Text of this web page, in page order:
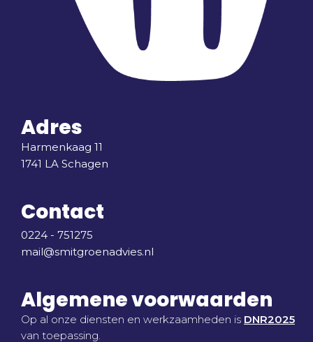
Adres
Harmenkaag 11
1741 LA Schagen
Contact
0224 - 751275
mail@smitgroenadvies.nl
Algemene voorwaarden
Op al onze diensten en werkzaamheden is DNR2025
van toepassing.